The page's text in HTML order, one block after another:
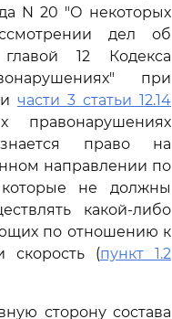
N 20 "О некоторых
дел об
главой 12 Кодекса
при
части 3 статьи 12.14
правонарушениях
право на
направлении по
не должны
какой-либо
по отношению к
скорость (пункт 1.2
сторону состава